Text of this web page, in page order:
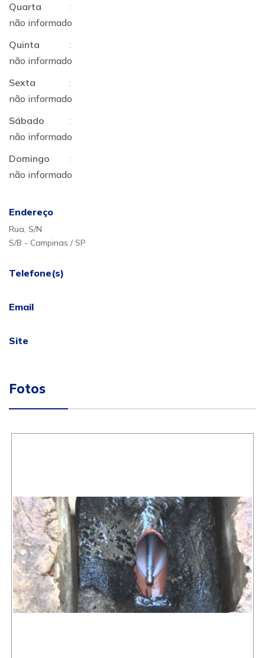
Quarta
:
não informado
Quinta
:
não informado
Sexta
:
não informado
Sábado
:
não informado
Domingo
:
não informado
Endereço
Rua, S/N
S/B - Campinas / SP
Telefone(s)
Email
Site
Fotos